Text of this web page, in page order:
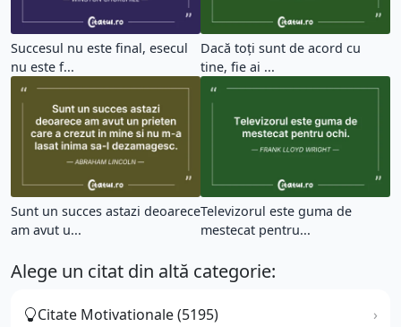
Succesul nu este final, esecul
nu este f...
Dacă toți sunt de acord cu
tine, fie ai ...
Sunt un succes astazi deoarece
am avut u...
Televizorul este guma de
mestecat pentru...
Alege un citat din altă categorie:
Citate Motivationale (5195)